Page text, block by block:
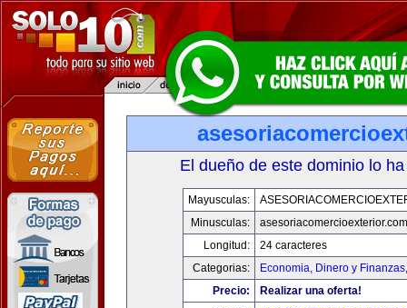
El dueño de este dominio lo
Mayusculas:
Minusculas:
asesoriacomercioexterior.com
Longitud:
24 caracteres
Categorias:
Economia, Dinero y Finanzas
Precio:
Realizar una oferta!